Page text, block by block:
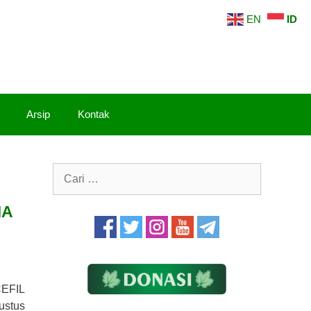
Arsip Kontak
Cari
EN ID